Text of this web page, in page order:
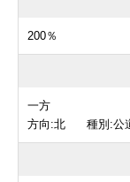
200％
一方
方向:北 種別: